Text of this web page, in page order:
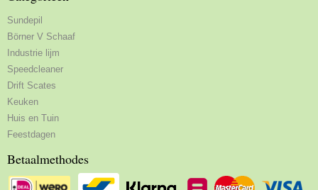
Sundepil
Börner V Schaaf
Industrie lijm
Speedcleaner
Drift Scates
Keuken
Huis en Tuin
Feestdagen
Betaalmethodes